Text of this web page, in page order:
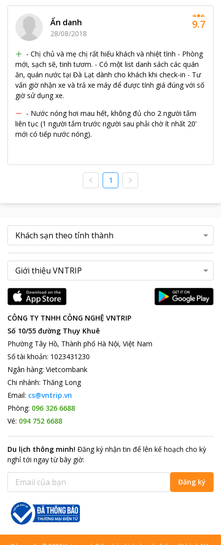
Ẩn danh
28/08/2018
- Chị chủ và mẹ chị rất hiếu khách và nhiệt tình - Phòng
mới, sạch sẽ, tinh tươm. - Có một list danh sách các quán
ăn, quán nước tại Đà Lạt dành cho khách khi check-in - Tư
vấn giờ nhận xe và trả xe máy để được tính giá đúng với số
giờ sử dụng xe.
- Nước nóng hơi mau hết, không đủ cho 2 người tắm
liên tục (1 người tắm trước người sau phải chờ ít nhất 20’
mới có tiếp nước nóng).
9.7
1
CÔNG TY TNHH CÔNG NGHỆ VNTRIP
Số 10/55 đường Thụy Khuê
Phường Tây Hồ, Thành phố Hà Nội, Việt Nam
Số tài khoản: 1023431230
Ngân hàng: Vietcombank
Chi nhánh: Thăng Long
Email: cs@vntrip.vn
Phòng: 096 326 6688
Vé: 094 752 6688
Du lịch thông minh! Đăng ký nhận tin để lên kế hoạch cho kỳ
nghỉ tới ngay từ bây giờ:
Đăng ký